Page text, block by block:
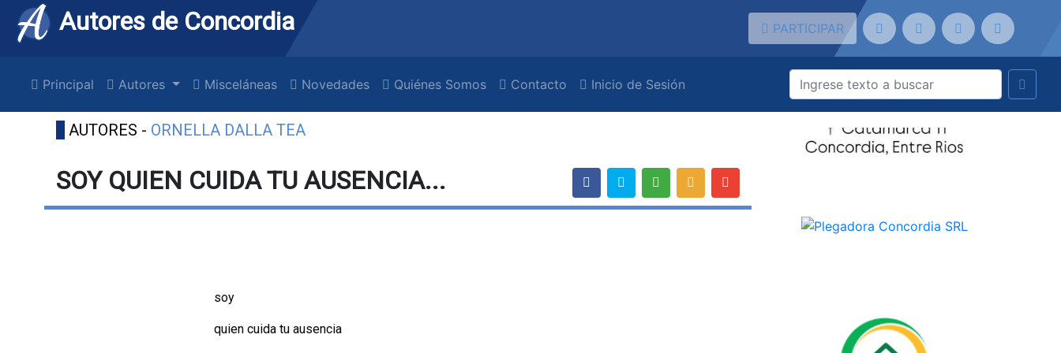
Autores de Concordia PARTICIPAR
Principal Autores Misceláneas Novedades Quiénes Somos Contacto Inicio de Sesión
AUTORES - ORNELLA DALLA TEA
SOY QUIEN CUIDA TU AUSENCIA...
soy
quien cuida tu ausencia